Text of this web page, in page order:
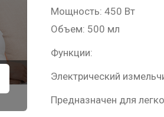
Мощность: 450 Вт
Объем: 500 мл
Функции:
Электрический
Предназначен для